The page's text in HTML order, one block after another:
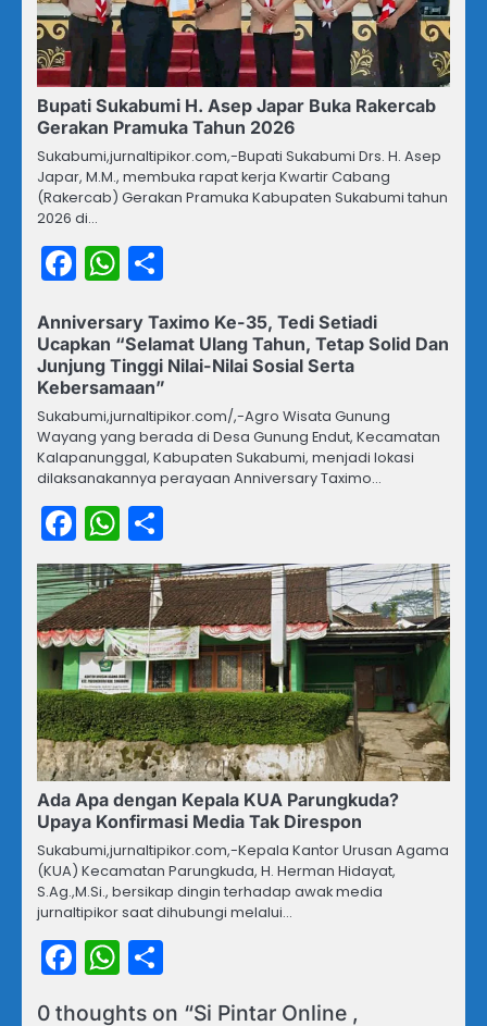
Bupati Sukabumi H. Asep Japar Buka Rakercab
Gerakan Pramuka Tahun 2026
Sukabumi,jurnaltipikor.com,-Bupati Sukabumi Drs. H. Asep
Japar, M.M., membuka rapat kerja Kwartir Cabang
(Rakercab) Gerakan Pramuka Kabupaten Sukabumi tahun
2026 di…
Facebook
WhatsApp
Anniversary Taximo Ke-35, Tedi Setiadi
Ucapkan “Selamat Ulang Tahun, Tetap Solid Dan
Junjung Tinggi Nilai-Nilai Sosial Serta
Kebersamaan”
Sukabumi,jurnaltipikor.com/,-Agro Wisata Gunung
Wayang yang berada di Desa Gunung Endut, Kecamatan
Kalapanunggal, Kabupaten Sukabumi, menjadi lokasi
dilaksanakannya perayaan Anniversary Taximo…
Facebook
WhatsApp
Ada Apa dengan Kepala KUA Parungkuda?
Upaya Konfirmasi Media Tak Direspon
Sukabumi,jurnaltipikor.com,-Kepala Kantor Urusan Agama
(KUA) Kecamatan Parungkuda, H. Herman Hidayat,
S.Ag.,M.Si., bersikap dingin terhadap awak media
jurnaltipikor saat dihubungi melalui…
Facebook
WhatsApp
0 thoughts on “Si Pintar Online ,